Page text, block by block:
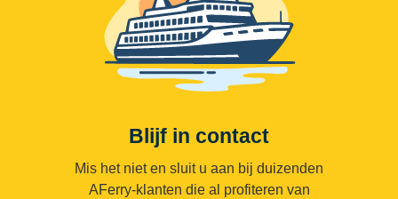
Blijf in contact
Mis het niet en sluit u aan bij duizenden
AFerry-klanten die al profiteren van